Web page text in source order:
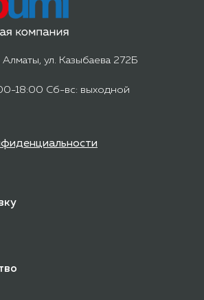
Алматы, ул. Казыбаева 272Б
18:00 Сб-вс: выходной